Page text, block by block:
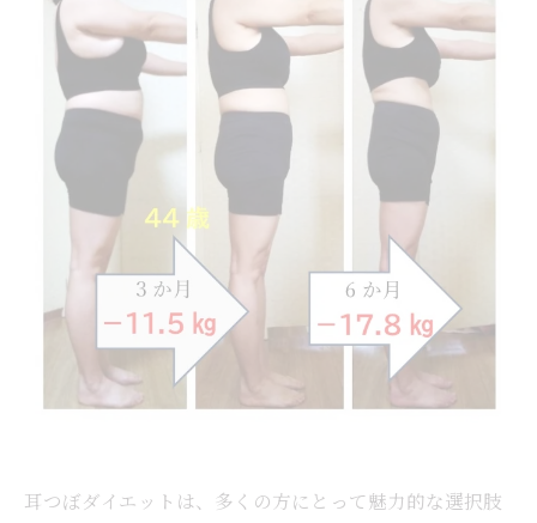
耳つぼダイエットは、多くの方にとって魅力的な選択肢